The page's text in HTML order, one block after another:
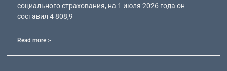
социального страхования, на 1 июля 2026 года он
составил 4 808,9
Read more >